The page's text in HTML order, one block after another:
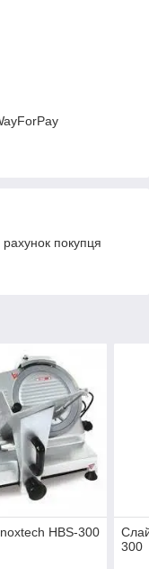
покупця
HBS-300
300